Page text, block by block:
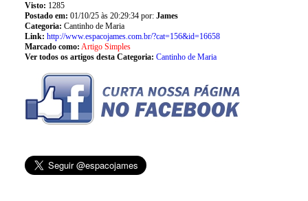
Visto: 1285
Postado em: 01/10/25 às 20:29:34 por: James
Categoria: Cantinho de Maria
Link: http://www.espacojames.com.br/?cat=156&id=16658
Marcado como: Artigo Simples
Ver todos os artigos desta Categoria: Cantinho de Maria